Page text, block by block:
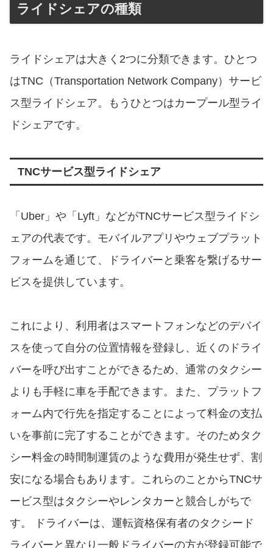
ライドシェアの種類
ライドシェアは大きく2つに分類できます。ひとつ
はTNC（Transportation Network Company）サービ
ス型ライドシェア。もうひとつはカープール型ライ
ドシェアです。
TNCサービス型ライドシェア
「Uber」や「Lyft」などがTNCサービス型ライドシ
ェアの代表です。モバイルアプリやウェブプラット
フォームを通じて、ドライバーと乗客を繋げるサー
ビスを提供しています。
これにより、利用者はスマートフォンなどのデバイ
スを使って自分の位置情報を登録し、近くのドライ
バーを呼び出すことができるため、通常のタクシー
よりも手軽に車を手配できます。また、プラットフ
ォーム内で行先を指定することによって料金の支払
いを事前に完了することができます。そのためタク
シー料金の時間制運賃のような費用が発生せず、割
安になる場合もあります。これらのことからTNCサ
ービス型はタクシーやレンタカーと競合しがちで
す。 ドライバーは、運転資格保有者のタクシード
ライバーと異なり一般ドライバーの方が登録可能で